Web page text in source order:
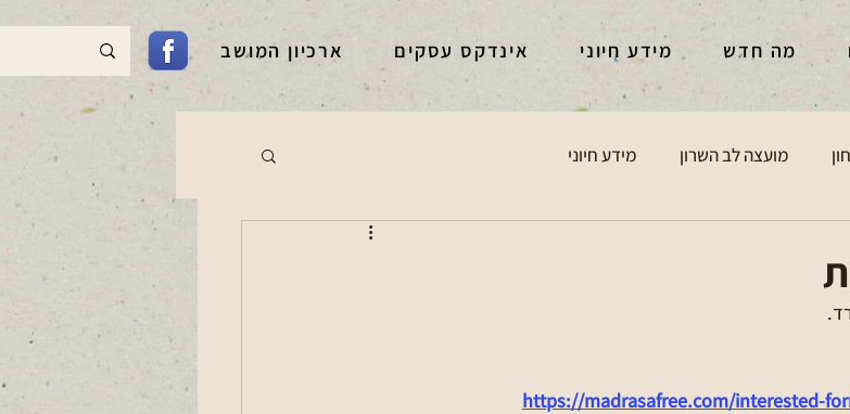
מה חדש מידע חיוני אינדקס עסקים ארכיון המושב
מועצה לב השרון מידע חיוני
https://madrasafree.com/interested-